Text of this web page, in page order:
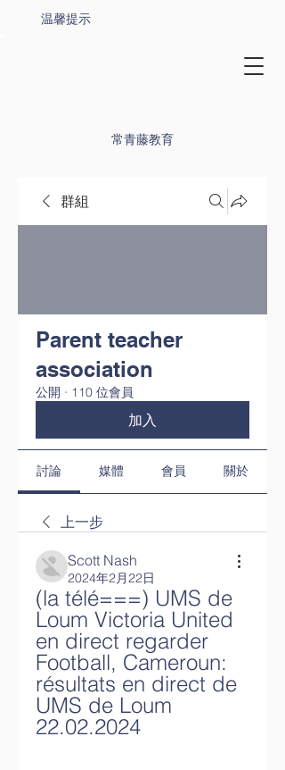
常青藤教育
温馨提示
群組
Parent teacher
association
公開 · 110 位會員
加入
討論 媒體 會員 關於
上一步
Scott Nash
2024年2月22日
(la télé===) UMS de
Loum Victoria United
en direct regarder
Football, Cameroun:
résultats en direct de
UMS de Loum
22.02.2024